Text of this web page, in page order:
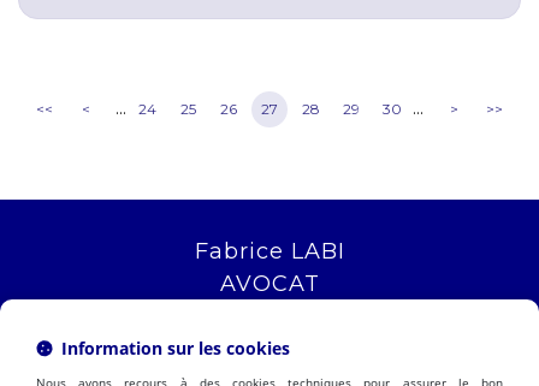
<< < ... 24 25 26 27 28 29 30 ... > >>
Fabrice LABI
AVOCAT
13006 MARSEILLE
Information sur les cookies
Nous avons recours à des cookies techniques pour assurer le bon